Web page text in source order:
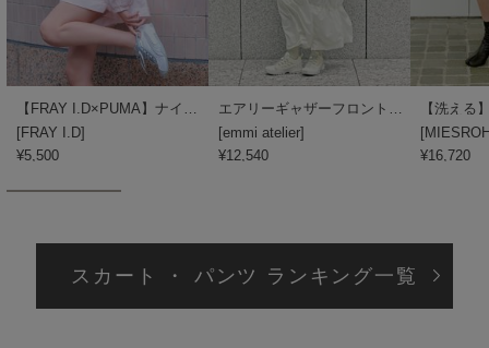
PUMA
プーマ
Reebok
リーボック
sanrio house
サンリオハウス
[FRAY I.D]
¥5,500
[emmi atelier]
¥12,540
[
¥16,720
スカート ・ パンツ ランキング一覧